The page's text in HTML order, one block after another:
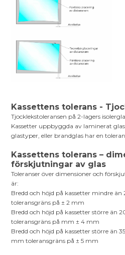
Kassettens tolerans -
Tjocklekstoleransen på 2-lagers
Kassetter uppbyggda av laminerat
glastyper, eller brandglas har en
Kassettens tolerans –
förskjutningar av glas
Toleranser över dimensioner och
är:
Bredd och höjd på kassetter mindre
toleransgräns på ± 2 mm
Bredd och höjd på kassetter större än
toleransgräns på mm ± 4 mm
Bredd och höjd på kassetter större än
mm toleransgräns på ± 5 mm